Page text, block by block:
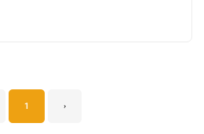
1 ›